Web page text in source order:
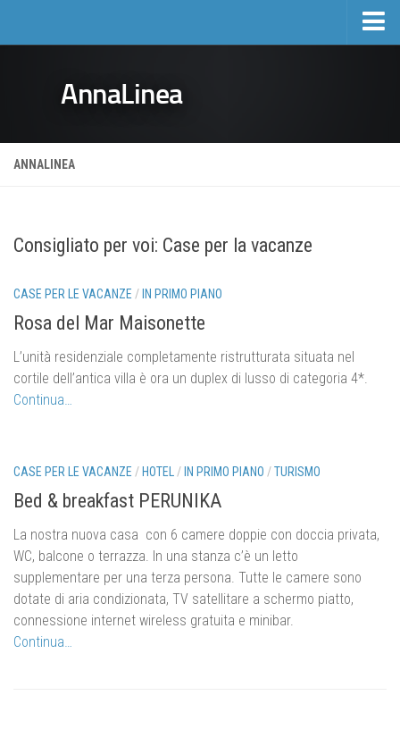
Turismo
Hotel
Immobiliare
Draga di Moschiena e dintorni
Il Comune di Draga di Moschiena
Bersezio
Kraj
Di noi…
Contatto
AnnaLinea
ANNALINEA
Consigliato per voi: Case per la vacanze
CASE PER LE VACANZE / IN PRIMO PIANO
Rosa del Mar Maisonette
L’unità residenziale completamente ristrutturata situata nel
cortile dell’antica villa è ora un duplex di lusso di categoria 4*.
Continua…
CASE PER LE VACANZE / HOTEL / IN PRIMO PIANO /TURISMO
Bed & breakfast PERUNIKA
La nostra nuova casa con 6 camere doppie con doccia privata,
WC, balcone o terrazza. In una stanza c’è un letto
supplementare per una terza persona. Tutte le camere sono
dotate di aria condizionata, TV satellitare a schermo piatto,
connessione internet wireless gratuita e minibar.
Continua…